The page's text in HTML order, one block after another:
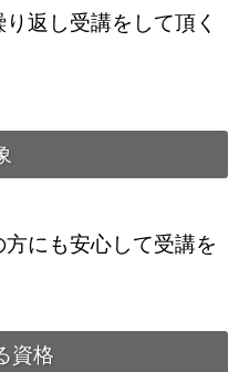
返し受講をして頂く
にも安心して受講を
資格